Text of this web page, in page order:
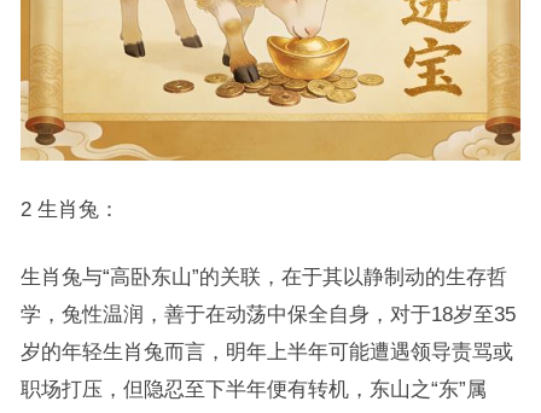
2 生肖兔：
生肖兔与“高卧东山”的关联，在于其以静制动的生存哲
学，兔性温润，善于在动荡中保全自身，对于18岁至35
岁的年轻生肖兔而言，明年上半年可能遭遇领导责骂或
职场打压，但隐忍至下半年便有转机，东山之“东”属